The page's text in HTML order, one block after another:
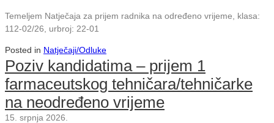
Temeljem Natječaja za prijem radnika na određeno vrijeme, klasa:
112-02/26, urbroj: 22-01
Posted in Natječaji/Odluke
Poziv kandidatima – prijem 1
farmaceutskog tehničara/tehničarke
na neodređeno vrijeme
15. srpnja 2026.